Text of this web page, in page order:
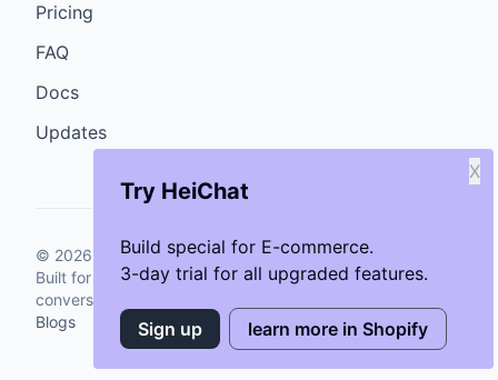
Try HeiChat
Build special for E-commerce.
3-day trial for all upgraded features.
X
Sign up learn more in Shopify
Pricing
FAQ
Docs
Updates
© 2026 GenCybers Inc. All rights reserved.
Built for storefronts that want faster answers and cleaner
conversions.
Blogs